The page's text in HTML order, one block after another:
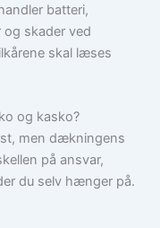
batteri,
og skader ved
skal læses
og kasko?
men dækningens
på ansvar,
du selv hænger på.